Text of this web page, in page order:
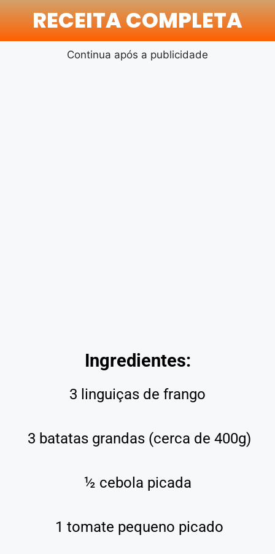
RECEITA COMPLETA
Continua após a publicidade
Ingredientes:
3 linguiças de frango
3 batatas grandas (cerca de 400g)
½ cebola picada
1 tomate pequeno picado